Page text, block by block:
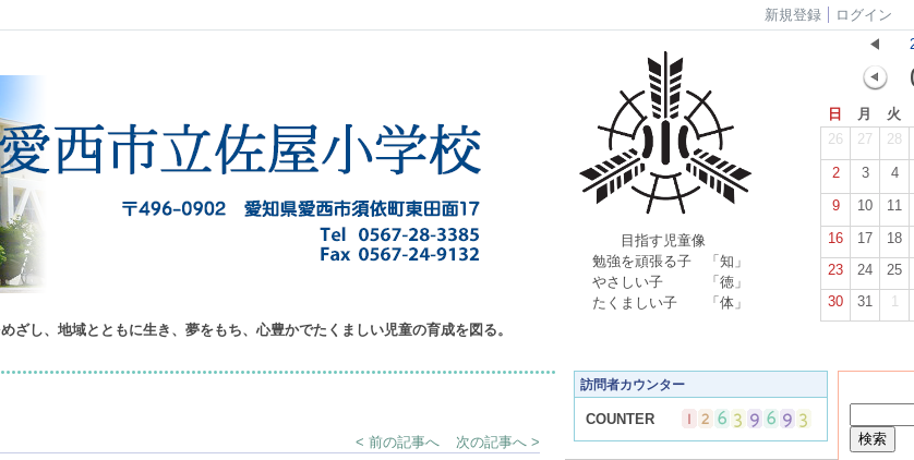
新規登録 ログイン
し、地域とともに生き、夢をもち、心豊かでたくましい児童の育成を図る。
目指す児童像
勉強を頑張る子 「知」
やさしい子 「徳」
たくましい子 「体」
日 月
火
26
27 28
2 3
4
9
10
11
16
17
18
23
24
25
30
31 1
< 前の記事へ 次の記事へ >
訪問者カウンター
COUNTER